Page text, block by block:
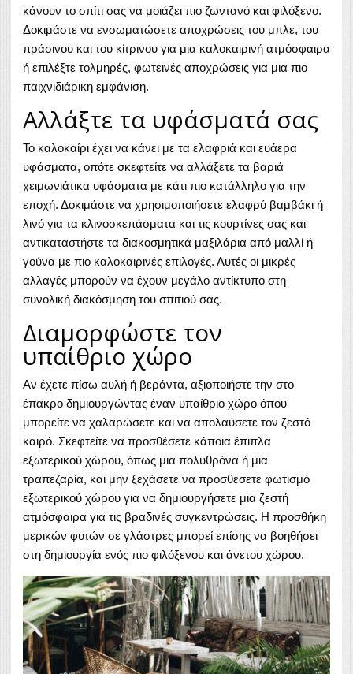
κάνουν το σπίτι σας να μοιάζει πιο ζωντανό και φιλόξενο.
Δοκιμάστε να ενσωματώσετε αποχρώσεις του μπλε, του
πράσινου και του κίτρινου για μια καλοκαιρινή ατμόσφαιρα
ή επιλέξτε τολμηρές, φωτεινές αποχρώσεις για μια πιο
παιχνιδιάρικη εμφάνιση.
Αλλάξτε τα υφάσματά σας
Το καλοκαίρι έχει να κάνει με τα ελαφριά και ευάερα
υφάσματα, οπότε σκεφτείτε να αλλάξετε τα βαριά
χειμωνιάτικα υφάσματα με κάτι πιο κατάλληλο για την
εποχή. Δοκιμάστε να χρησιμοποιήσετε ελαφρύ βαμβάκι ή
λινό για τα κλινοσκεπάσματα και τις κουρτίνες σας και
αντικαταστήστε τα διακοσμητικά μαξιλάρια από μαλλί ή
γούνα με πιο καλοκαιρινές επιλογές. Αυτές οι μικρές
αλλαγές μπορούν να έχουν μεγάλο αντίκτυπο στη
συνολική διακόσμηση του σπιτιού σας.
Διαμορφώστε τον
υπαίθριο χώρο
Αν έχετε πίσω αυλή ή βεράντα, αξιοποιήστε την στο
έπακρο δημιουργώντας έναν υπαίθριο χώρο όπου
μπορείτε να χαλαρώσετε και να απολαύσετε τον ζεστό
καιρό. Σκεφτείτε να προσθέσετε κάποια έπιπλα
εξωτερικού χώρου, όπως μια πολυθρόνα ή μια
τραπεζαρία, και μην ξεχάσετε να προσθέσετε φωτισμό
εξωτερικού χώρου για να δημιουργήσετε μια ζεστή
ατμόσφαιρα για τις βραδινές συγκεντρώσεις. Η προσθήκη
μερικών φυτών σε γλάστρες μπορεί επίσης να βοηθήσει
στη δημιουργία ενός πιο φιλόξενου και άνετου χώρου.